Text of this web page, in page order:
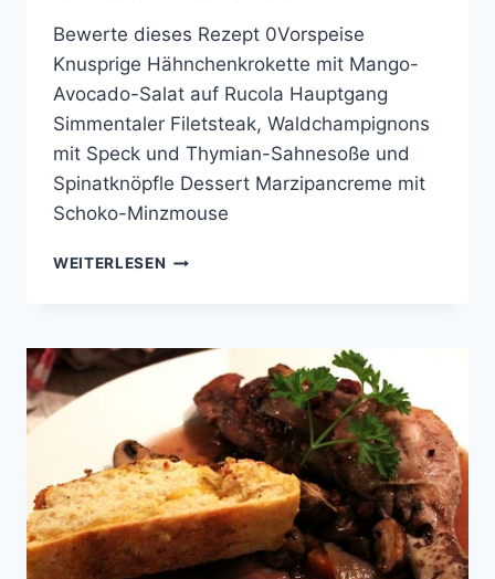
Bewerte dieses Rezept 0Vorspeise
Knusprige Hähnchenkrokette mit Mango-
Avocado-Salat auf Rucola Hauptgang
Simmentaler Filetsteak, Waldchampignons
mit Speck und Thymian-Sahnesoße und
Spinatknöpfle Dessert Marzipancreme mit
Schoko-Minzmouse
WEITERLESEN COOKING